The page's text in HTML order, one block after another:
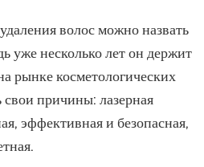
волос можно назвать
уже несколько лет он держит
рынке косметологических
свои причины: лазерная
эффективная и безопасная,